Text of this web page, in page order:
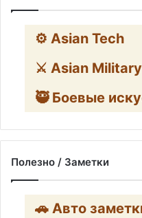
⚙️ Asian Tech
⚔️ Asian Military
🥷 Боевые
Полезно / Заметки
🚗 Авто